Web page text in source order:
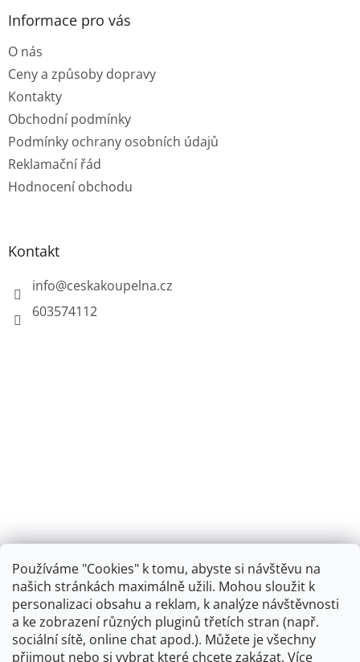
Používáme "Cookies" k tomu, abyste si návštěvu na
našich stránkách maximálně užili. Mohou sloužit k
personalizaci obsahu a reklam, k analýze návštěvnosti
a ke zobrazení různých pluginů třetích stran (např.
sociální sítě, online chat apod.). Můžete je všechny
přijmout nebo si vybrat které chcete zakázat. Více
Informace pro vás
O nás
Ceny a způsoby dopravy
Kontakty
Obchodní podmínky
Podmínky ochrany osobních údajů
Reklamační řád
Hodnocení obchodu
Kontakt
info@ceskakoupelna.cz
603574112
Retro koupelna